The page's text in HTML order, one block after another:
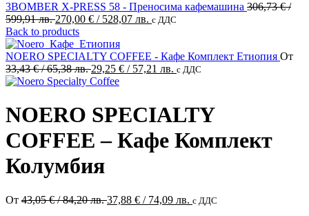
3BOMBER X-PRESS 58 - Преносима кафемашина 306,73€/
599,91 лв.Original
price
was:
306,73 €
/
599,91 лв..
270,00 € / 528,07 лв. Текущата
270,00 €
/
с ДДС
Back to products
NOERO SPECIALTY COFFEE - Кафе Комплект Етиопия От
33,43€/ 65,38 лв.Original
price
33,43 €
/
29,25 € / 57,21 лв. Текущата
29,25 €
с ДДС
NOERO SPECIALTY
COFFEE – Кафе Комплект
Колумбия
От 43,05€/ 84,20 лв.Original
37,88 € / 74,09 лв. Текущата
с ДДС